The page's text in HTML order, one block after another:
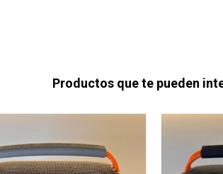
Productos que te pueden